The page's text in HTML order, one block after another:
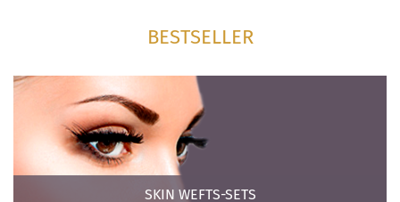
BESTSELLER
SKIN WEFTS-SETS